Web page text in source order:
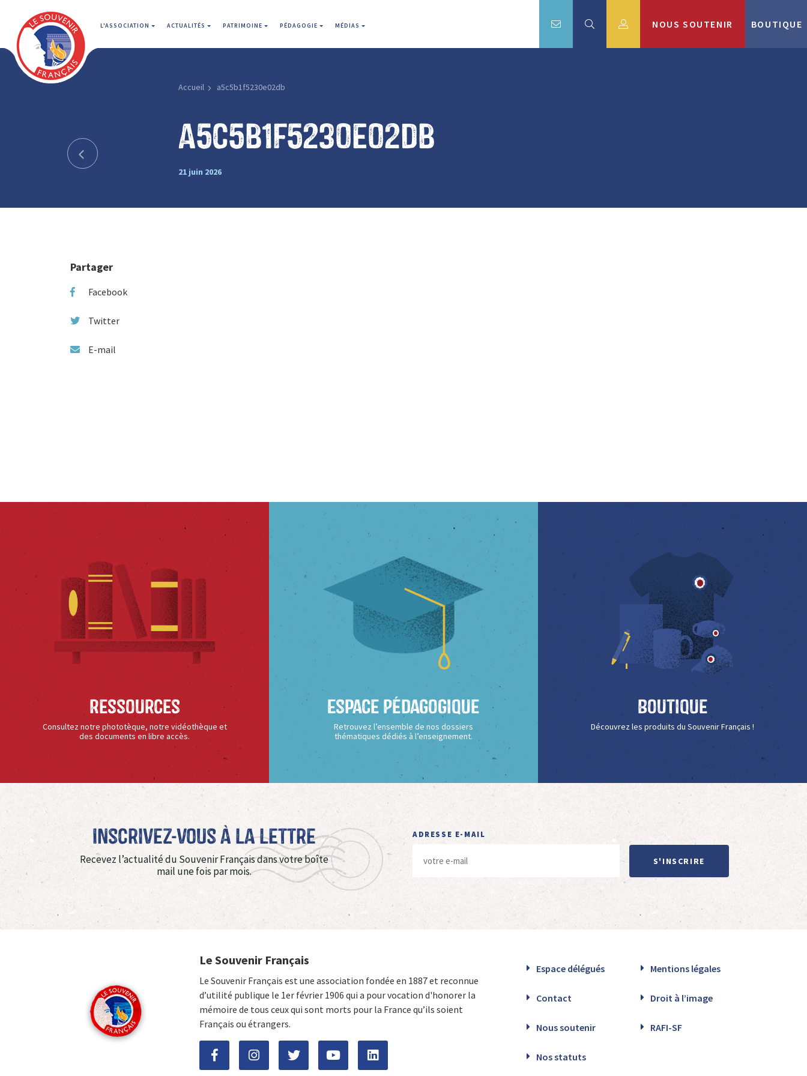
L'ASSOCIATION ACTUALITÉS PATRIMOINE PÉDAGOGIE MÉDIAS NOUS SOUTENIR BOUTIQUE
Accueil a5c5b1f5230e02db
a5c5b1f5230e02db
21 juin 2026
Partager
Facebook
Twitter
E-mail
Ressources
Consultez notre phototèque, notre vidéothèque et
des documents en libre accès.
Espace Pédagogique
Retrouvez l’ensemble de nos dossiers
thématiques dédiés à l’enseignement.
Boutique
Découvrez les produits du Souvenir Français !
Inscrivez-vous à La Lettre
Recevez l’actualité du Souvenir Français dans votre boîte
mail une fois par mois.
ADRESSE E-MAIL
S'INSCRIRE
Le Souvenir Français
Le Souvenir Français est une association fondée en 1887 et reconnue
d’utilité publique le 1er février 1906 qui a pour vocation d'honorer la
mémoire de tous ceux qui sont morts pour la France qu’ils soient
Français ou étrangers.
Espace délégués Mentions légales
Contact Droit à l’image
Nous soutenir RAFI-SF
Nos statuts